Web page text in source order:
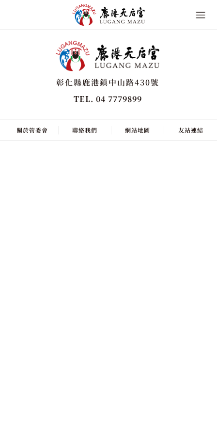
彰化縣鹿港鎮中山路430號
TEL. 04 7779899
關於管委會 聯絡我們 網站地圖 友站連結